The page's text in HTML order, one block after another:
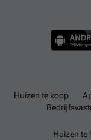
Huizen te koop
Huizen te